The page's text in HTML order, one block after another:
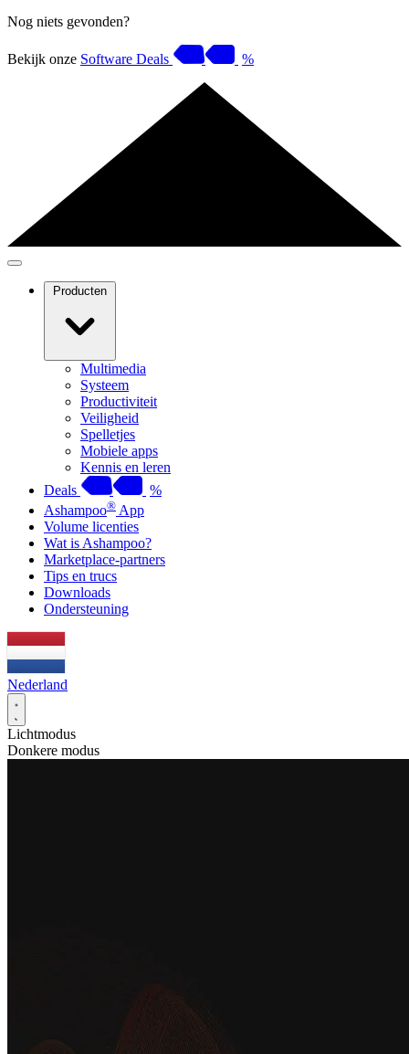
Nog niets gevonden?
Bekijk onze Software Deals %
Producten
Multimedia
Systeem
Productiviteit
Veiligheid
Spelletjes
Mobiele apps
Kennis en leren
Deals
%
Ashampoo® App
Volume licenties
Wat is Ashampoo?
Marketplace-partners
Tips en trucs
Downloads
Ondersteuning
Nederland
Lichtmodus
Donkere modus